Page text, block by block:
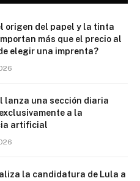
origen del papel y la tinta
más que el precio al
elegir una imprenta?
lanza una sección diaria
a la
artificial
la candidatura de Lula a